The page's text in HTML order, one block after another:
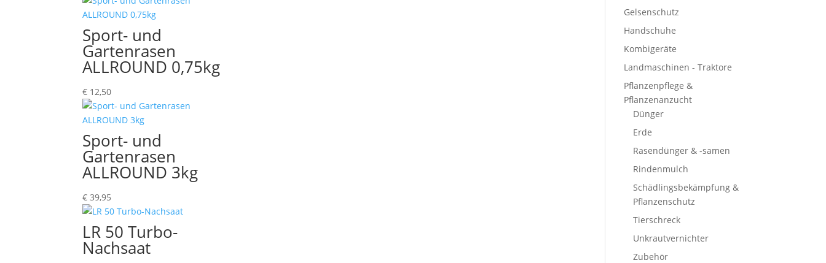
Sport- und
Gartenrasen
ALLROUND 0,75kg
€ 12,50
Sport- und
Gartenrasen
ALLROUND 3kg
€ 39,95
LR 50 Turbo-
Nachsaat
Gelsenschutz
Handschuhe
Kombigeräte
Landmaschinen - Traktore
Pflanzenpflege &
Pflanzenanzucht
Dünger
Erde
Rasendünger & -samen
Rindenmulch
Schädlingsbekämpfung &
Pflanzenschutz
Tierschreck
Unkrautvernichter
Zubehör